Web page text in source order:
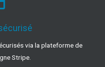
via la plateforme de
Stripe.